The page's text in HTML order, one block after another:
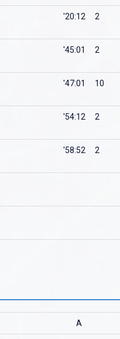
'20:12 2
'45:01 2
'47:01 10
'54:12 2
'58:52 2
A